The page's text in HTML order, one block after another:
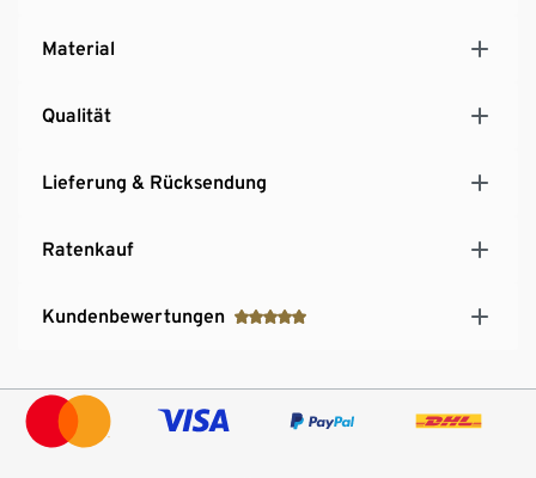
Material
Qualität
Lieferung & Rücksendung
Ratenkauf
Kundenbewertungen